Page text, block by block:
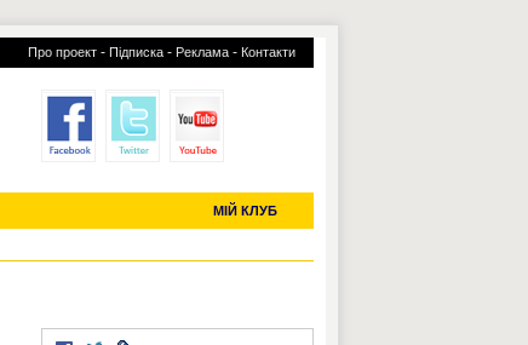
Про проект - Підписка - Реклама - Контакти
МІЙ КЛУБ
УСІ ТРАНСФЕРИ